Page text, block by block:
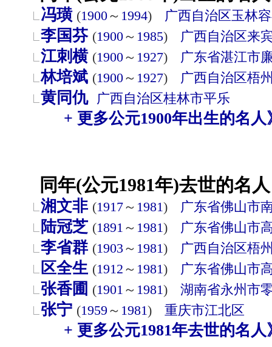
冯璜 (1900～ 1994) 广西自治区玉林
李国芬 (1900～ 1985) 广西自治区来
江刺横 (1900～ 1927) 广东省湛江市
林培斌 (1900～ 1927) 广西自治区梧
黄同仇 广西自治区桂林市平乐
+ 更多公元1900年出生的名人
同年(公元1981年)去世的名
湘文非 (1917～ 1981) 广东省佛山市
陆冠芝 (1891 ～ 1981) 广东省佛山市
李省群 (1903 ～ 1981) 广西自治区梧
区全生 (1912 ～ 1981) 广东省佛山市
张香圃 (1901 ～ 1981) 湖南省永州市
张宁 (1959 ～ 1981) 重庆市江北区
+ 更多公元1981年去世的名人